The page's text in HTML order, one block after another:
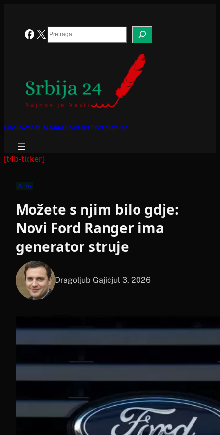
Facebook
X Search
NaslovnaO NamaKontaktPretplati se
[t4b-ticker]
Auto
Možete s njim bilo gdje:
Novi Ford Ranger ima
generator struje
Dragoljub Gajićjul 3, 2026